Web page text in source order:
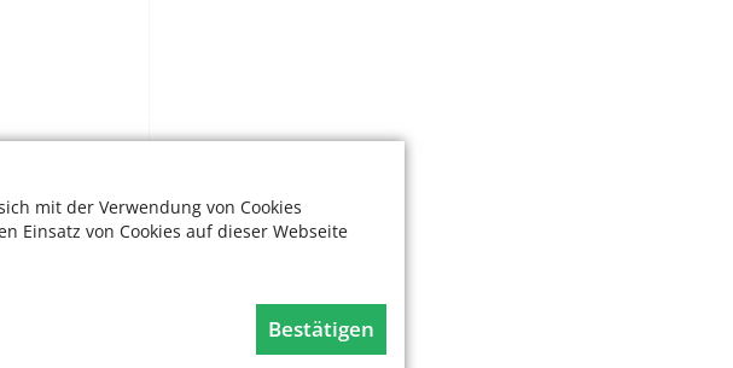
mit der Verwendung von Cookies
Einsatz von Cookies auf dieser Webseite
Bestätigen